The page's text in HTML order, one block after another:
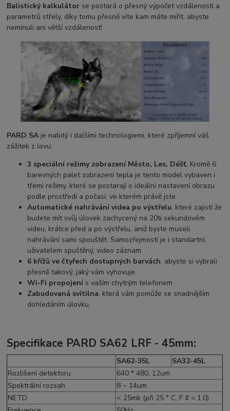
Balistický kalkulátor se postará o přesný výpočet vzdálenosti a
parametrů střely, díky tomu přesně víte kam máte mířit, abyste
neminuli ani větší vzdálenost!
PARD SA je nabitý i dalšími technologiemi, které zpříjemní váš
zážitek z lovu:
3 speciální režimy zobrazení Město, Les, Déšť. Kromě 6
barevných palet zobrazení tepla je tento model vybaven i
třemi režimy, které se postarají o ideální nastavení obrazu
podle prostředí a počasí, ve kterém právě jste.
Automatické nahrávání videa po výstřelu, které zajistí že
budete mít svůj úlovek zachycený na 20ti sekundovém
videu, krátce před a po výstřelu, aniž byste museli
nahrávání sami spouštět. Samozřejmostí je i standartní,
uživatelem spuštěný, video záznam.
6 křížů ve čtyřech dostupných barvách, abyste si vybrali
přesně takový, jaký vám vyhovuje.
Wi-Fi propojení s vaším chytrým telefonem
Zabudovaná svítilna, která vám pomůže se snadnějším
dohledáním úlovku.
Specifikace PARD SA62 LRF - 45mm:
SA62-35L
SA32-45L
Rozlišení detektoru
640 * 480, 12um
Spektrální rozsah
8 ~ 14um
NETD
< 25mk (při 25 ° C, F # = 1.0)